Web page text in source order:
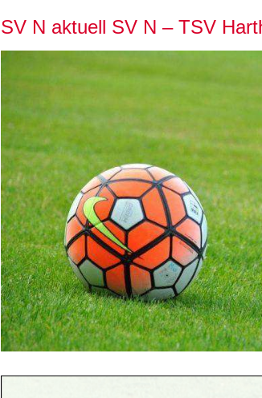
SV N aktuell SV N – TSV
grösseres
Bild